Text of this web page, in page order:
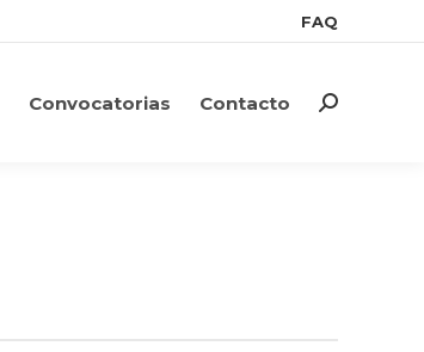
FAQ
Convocatorias Contacto Search:
FAQ